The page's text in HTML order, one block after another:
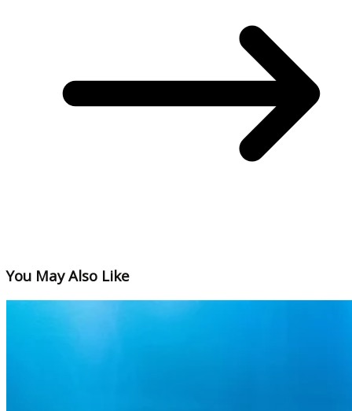
You May Also Like